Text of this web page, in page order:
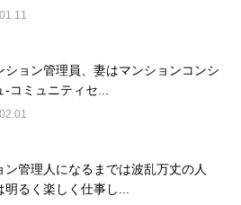
ション管理員、妻はマンションコンシ
-コミュニティセ...
ン管理人になるまでは波乱万丈の人
明るく楽しく仕事し...